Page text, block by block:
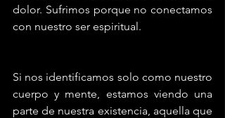
dolor. Sufrimos porque no conectamos
con nuestro ser espiritual.
Si nos identificamos solo como nuestro
cuerpo y mente, estamos viendo una
parte de nuestra existencia, aquella que